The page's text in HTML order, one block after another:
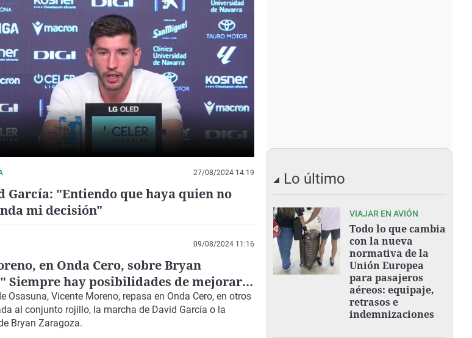
27/08/2024 14:19
García: "Entiendo que haya quien no
mi decisión"
09/08/2024 11:16
en Onda Cero, sobre Bryan
Siempre hay posibilidades de mejorar;
bienvenido"
Osasuna, Vicente Moreno, repasa en Onda Cero, en otros
al conjunto rojillo, la marcha de David García o la
Bryan Zaragoza.
Lo último
VIAJAR EN AVIÓN
Todo lo que cambia
con la nueva
normativa de la
Unión Europea
para pasajeros
aéreos: equipaje,
retrasos e
indemnizaciones